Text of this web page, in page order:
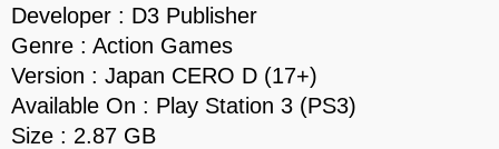
Developer : D3 Publisher
Genre : Action Games
Version : Japan CERO D (17+)
Available On : Play Station 3 (PS3)
Size : 2.87 GB